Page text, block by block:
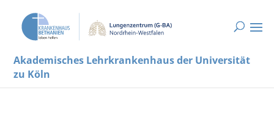
Akademisches Lehrkrankenhaus der Universität
zu Köln